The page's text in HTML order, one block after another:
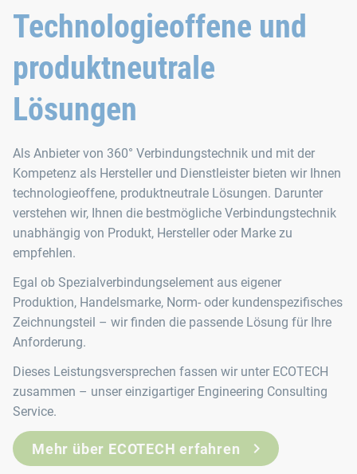
Technologieoffene und
produktneutrale
Lösungen
Als Anbieter von 360° Verbindungstechnik und mit der
Kompetenz als Hersteller und Dienstleister bieten wir Ihnen
technologieoffene, produktneutrale Lösungen. Darunter
verstehen wir, Ihnen die bestmögliche Verbindungstechnik
unabhängig von Produkt, Hersteller oder Marke zu
empfehlen.
Egal ob Spezialverbindungselement aus eigener
Produktion, Handelsmarke, Norm- oder kundenspezifisches
Zeichnungsteil – wir finden die passende Lösung für Ihre
Anforderung.
Dieses Leistungsversprechen fassen wir unter ECOTECH
zusammen – unser einzigartiger Engineering Consulting
Service.
Mehr über ECOTECH erfahren